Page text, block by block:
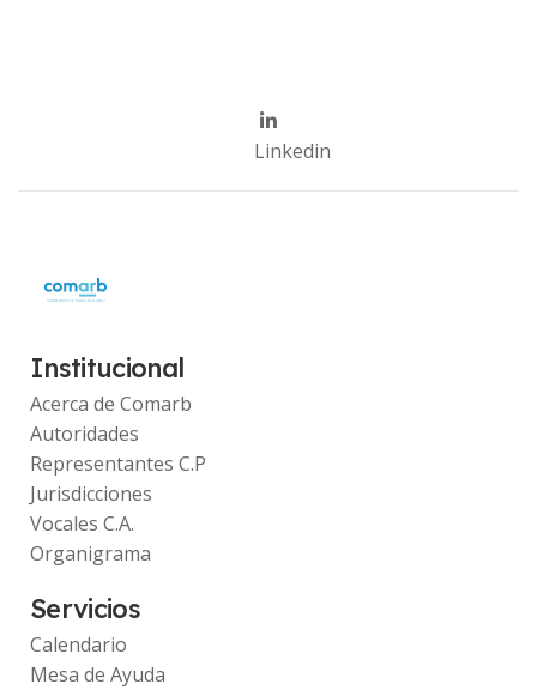
Linkedin
Institucional
Acerca de Comarb
Autoridades
Representantes C.P
Jurisdicciones
Vocales C.A.
Organigrama
Servicios
Calendario
Mesa de Ayuda